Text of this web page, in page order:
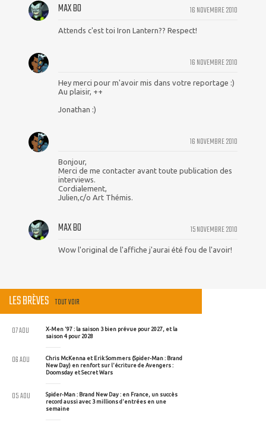
16 NOVEMBRE 2010
MAX BO
Attends c'est toi Iron Lantern?? Respect!
16 NOVEMBRE 2010
Hey merci pour m'avoir mis dans votre reportage :)
Au plaisir, ++
Jonathan :)
16 NOVEMBRE 2010
Bonjour,
Merci de me contacter avant toute publication des
interviews.
Cordialement,
Julien,c/o Art Thémis.
15 NOVEMBRE 2010
MAX BO
Wow l'original de l'affiche j'aurai été fou de l'avoir!
LES BRÈVES TOUT VOIR
X-Men '97 : la saison 3 bien prévue pour 2027, et la
saison 4 pour 2028
07 AOU
Chris McKenna et Erik Sommers (Spider-Man : Brand
New Day) en renfort sur l'écriture de Avengers :
Doomsday et Secret Wars
06 AOU
Spider-Man : Brand New Day : en France, un succès
record aussi avec 3 millions d'entrées en une
semaine
05 AOU